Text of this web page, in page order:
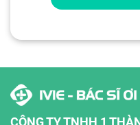
CÔNG TY TNHH 1